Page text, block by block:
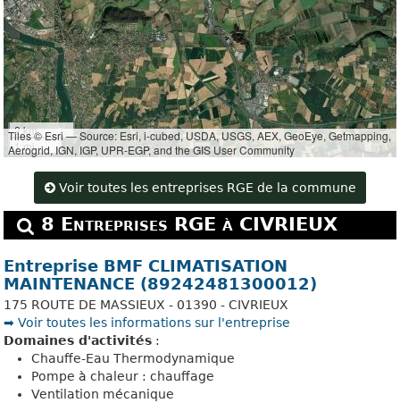
2 km
1 mi
Tiles © Esri — Source: Esri, i-cubed, USDA, USGS, AEX, GeoEye, Getmapping,
Aerogrid, IGN, IGP, UPR-EGP, and the GIS User Community
Voir toutes les entreprises RGE de la commune
8 Entreprises RGE à CIVRIEUX
Entreprise BMF CLIMATISATION
MAINTENANCE (89242481300012)
175 ROUTE DE MASSIEUX - 01390 - CIVRIEUX
➡️ Voir toutes les informations sur l'entreprise
Domaines d'activités :
Chauffe-Eau Thermodynamique
Pompe à chaleur : chauffage
Ventilation mécanique